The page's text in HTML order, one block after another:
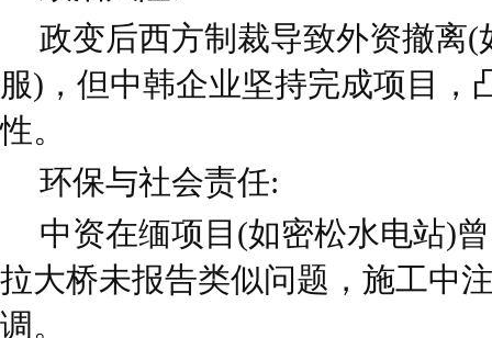
政变后西方制裁导致外资撤离
服)，但中韩企业坚持完成项目，
性。
环保与社会责任:
中资在缅项目(如密松水电站)
拉大桥未报告类似问题，施工中
调。